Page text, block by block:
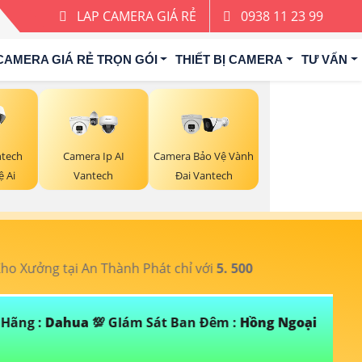
LAP CAMERA GIÁ RẺ 0938 11 23 99
GIÁ RẺ TRỌN GÓI THIẾT BỊ CAMERA TƯ VẤN
Ai
Camera Ip AI
Vantech
Camera Bảo Vệ Vành
Đai Vantech
tại An Thành Phát chỉ với5. 500
:Dahua💯 GIám Sát Ban Đêm :Hồng Ngoại